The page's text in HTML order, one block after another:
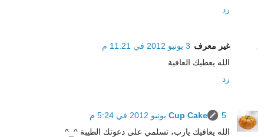
رد
غير معرف 3 يونيو 2012 في 11:21 م
الله يعطيك العافية
رد
Cup Cake
5 يونيو 2012 في 5:24 م
الله يعافيك يارب، تسلمي على دعوتك الطيبة ^_^